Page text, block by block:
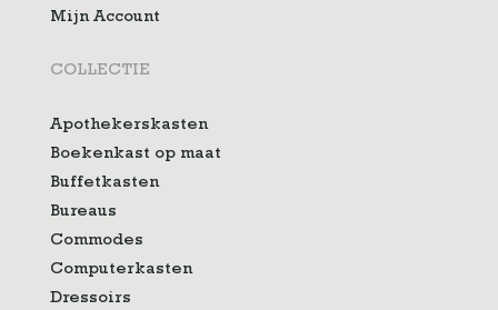
Mijn Account
COLLECTIE
Apothekerskasten
Boekenkast op maat
Buffetkasten
Bureaus
Commodes
Computerkasten
Dressoirs